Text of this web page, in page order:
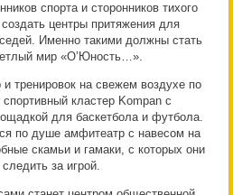
спорта и сторонников тихого
центры притяжения для
Именно такими должны стать
мир «О’Юность…».
тренировок на свежем воздухе по
спортивный кластер Kompan с
для баскетбола и футбола.
по душе амфитеатр с навесом на
скамьи и гамаки, с которых они
за игрой.